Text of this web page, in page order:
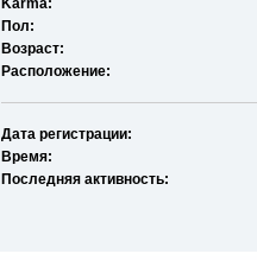
Karma:
Пол:
Возраст:
Расположение:
Дата регистрации:
Время:
Последняя активность: